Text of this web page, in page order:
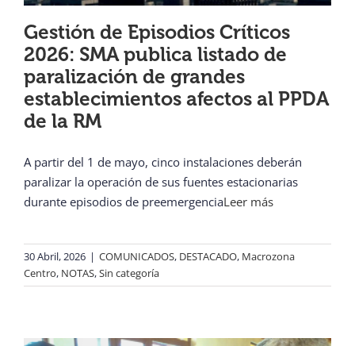
Gestión de Episodios Críticos
2026: SMA publica listado de
paralización de grandes
establecimientos afectos al PPDA
de la RM
A partir del 1 de mayo, cinco instalaciones deberán
paralizar la operación de sus fuentes estacionarias
durante episodios de preemergenciaLeer más
30 Abril, 2026 | COMUNICADOS, DESTACADO, Macrozona
Centro, NOTAS,Sin categoría